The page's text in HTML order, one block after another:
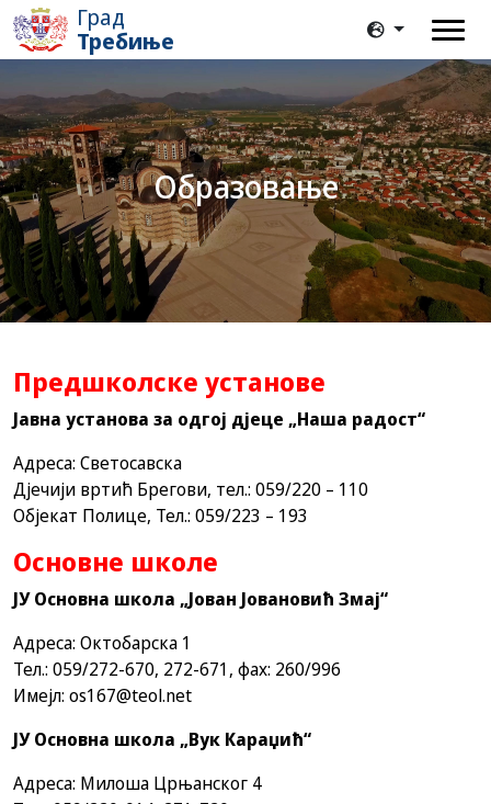
Град
Требиње
Образовање
Предшколске установе
Јавна установа за одгој дјеце „Наша радост“
Адреса: Светосавска
Дјечији вртић Брегови, тел.: 059/220 – 110
Објекат Полице, Тел.: 059/223 – 193
Основне школе
ЈУ Основна школа „Јован Јовановић Змај“
Адреса: Октобарска 1
Тел.: 059/272-670, 272-671, фаx: 260/996
Имејл: os167@teol.net
ЈУ Основна школа „Вук Караџић“
Адреса: Милоша Црњанског 4